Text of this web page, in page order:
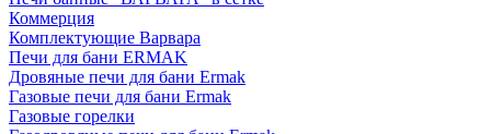
Коммерция
Комплектующие Варвара
Печи для бани ERMAK
Дровяные печи для бани Ermak
Газовые печи для бани Ermak
Газовые горелки